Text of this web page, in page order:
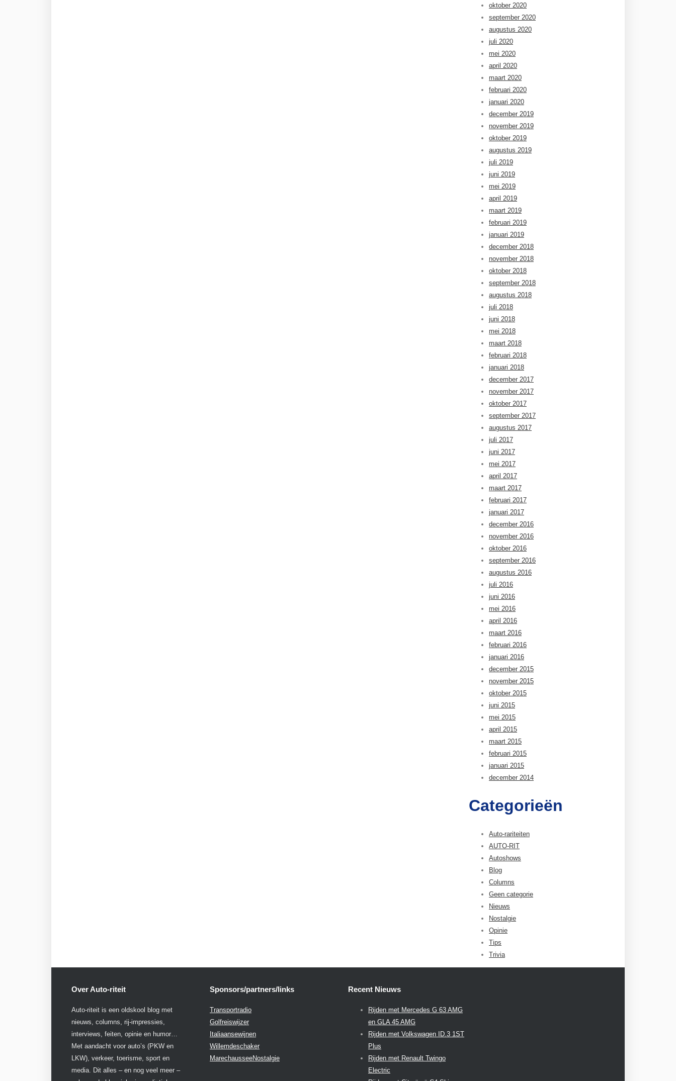
oktober 2020
september 2020
augustus 2020
juli 2020
mei 2020
april 2020
maart 2020
februari 2020
januari 2020
december 2019
november 2019
oktober 2019
augustus 2019
juli 2019
juni 2019
mei 2019
april 2019
maart 2019
februari 2019
januari 2019
december 2018
november 2018
oktober 2018
september 2018
augustus 2018
juli 2018
juni 2018
mei 2018
maart 2018
februari 2018
januari 2018
december 2017
november 2017
oktober 2017
september 2017
augustus 2017
juli 2017
juni 2017
mei 2017
april 2017
maart 2017
februari 2017
januari 2017
december 2016
november 2016
oktober 2016
september 2016
augustus 2016
juli 2016
juni 2016
mei 2016
april 2016
maart 2016
februari 2016
januari 2016
december 2015
november 2015
oktober 2015
juni 2015
mei 2015
april 2015
maart 2015
februari 2015
januari 2015
december 2014
Categorieën
Auto-rariteiten
AUTO-RIT
Autoshows
Blog
Columns
Geen categorie
Nieuws
Nostalgie
Opinie
Tips
Trivia
Over Auto-riteit
Auto-riteit is een oldskool blog met
nieuws, columns, rij-impressies,
interviews, feiten, opinie en humor…
Met aandacht voor auto’s (PKW en
LKW), verkeer, toerisme, sport en
media. Dit alles – en nog veel meer –
Sponsors/partners/links
Transportradio
Golfreiswijzer
Italiaansewijnen
Willemdeschaker
MarechausseeNostalgie
Recent Nieuws
Rijden met Mercedes G 63 AMG
en GLA 45 AMG
Rijden met Volkswagen ID.3 1ST
Plus
Rijden met Renault Twingo
Electric